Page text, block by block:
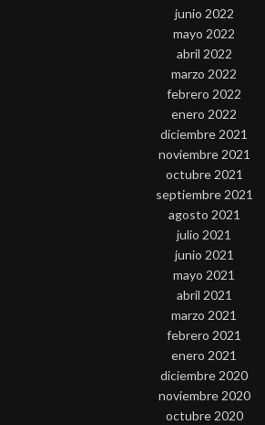
junio 2022
mayo 2022
abril 2022
marzo 2022
febrero 2022
enero 2022
diciembre 2021
noviembre 2021
octubre 2021
septiembre 2021
agosto 2021
julio 2021
junio 2021
mayo 2021
abril 2021
marzo 2021
febrero 2021
enero 2021
diciembre 2020
noviembre 2020
octubre 2020